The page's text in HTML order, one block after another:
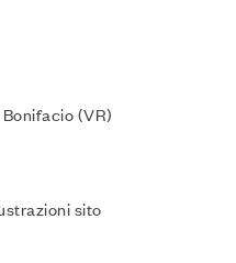
(VR)
sito